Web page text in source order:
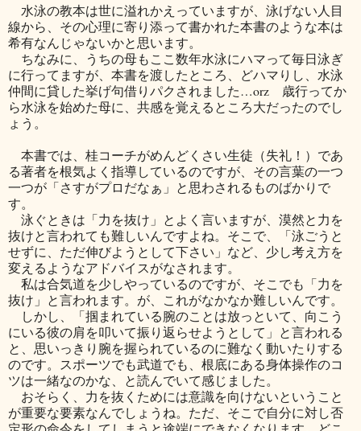
水泳の教本は世に溢れかえっていますが、泳げない人目
線から、その心理に寄り添って書かれた本書のような本は
希有なんじゃないかと思います。
ちなみに、うちの母もここ数年水泳にハマって毎日泳ぎ
に行ってますが、本書を渡したところ、どハマりし、水泳
仲間に貸した挙げ句借りパクされました…orz 歳行ってか
ら水泳を始めた母に、共感を覚えるところ大だったのでし
ょう。
本書では、桂コーチがめんどくさい生徒（失礼！）であ
る著者を根気よく指導しているのですが、その言葉の一つ
一つが「さすがプロだなぁ」と思わされるものばかりで
す。
泳ぐときは「力を抜け」とよく言いますが、漠然と力を
抜けと言われても難しいんですよね。そこで、「泳ごうと
せずに、ただ伸びようとして下さい」など、少し考え方を
変えるようなアドバイスがなされます。
私は合気道を少しやっているのですが、そこでも「力を
抜け」と言われます。が、これがなかなか難しいんです。
しかし、「掴まれている腕のことは放っといて、向こう
にいる彼の肩を叩いて振り返らせようとして」と言われる
と、思いっきり腕を握られているのに難なく動いたりする
のです。スポーツでも武道でも、根底にある身体操作のコ
ツは一緒なのかな、と読んでいて感じました。
おそらく、力を抜くためには意識を向けないということ
が重要な要素なんでしょうね。ただ、そこで自分に対し否